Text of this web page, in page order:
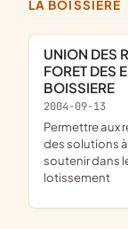
LA BOISSIÈRE
UNION DES RESIDENTS DES QUARTIERS DE LA
FORET DES
BOISSIERE
2004-09-13
permettre aux résidents de mieux se connaîre; apporter
des solutions
soutenir dans
lotissement